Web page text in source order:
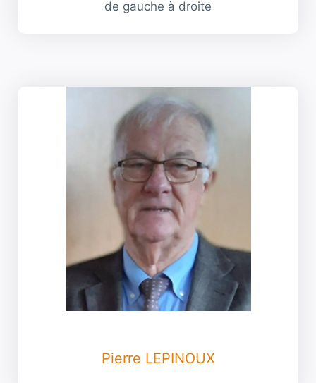
de gauche à droite
Pierre LEPINOUX